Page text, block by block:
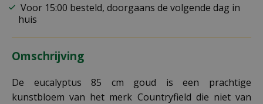
Voor 15:00 besteld, doorgaans de volgende dag in
huis
Omschrijving
De eucalyptus 85 cm goud is een prachtige
kunstbloem van het merk Countryfield die niet van